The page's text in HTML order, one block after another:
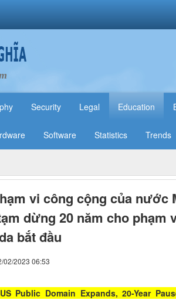
Security Legal Education
Software Statistics Trends
vi công cộng của nước
dừng 20 năm cho phạm
bắt đầu
02/2023 06:53
Public Domain Expands, 20-Year